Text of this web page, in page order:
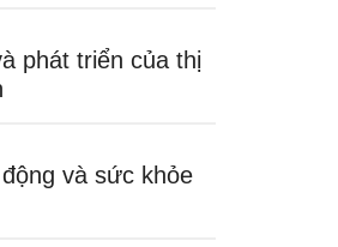
phát triển của thị
và sức khỏe